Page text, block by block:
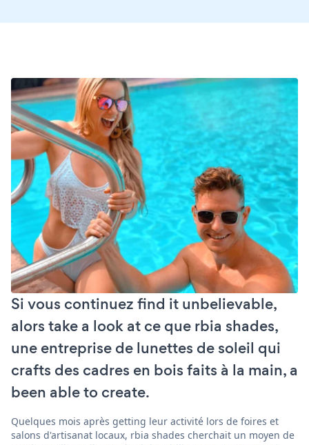
Si vous continuez find it unbelievable,
alors take a look at ce que rbia shades,
une entreprise de lunettes de soleil qui
crafts des cadres en bois faits à la main, a
been able to create.
Quelques mois après getting leur activité lors de foires et
salons d'artisanat locaux, rbia shades cherchait un moyen de